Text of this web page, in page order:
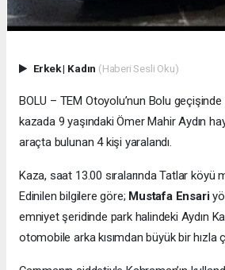
Erkek| Kadın (Haberi Sesli Oku)
BOLU – TEM Otoyolu’nun Bolu
kazada 9 yaşındaki Ömer Mahir Aydın
araçta bulunan 4 kişi yaralandı.
Kaza, saat 13.00 sıralarında Tatlar köyü
Edinilen bilgilere göre; Mustafa Ensari
emniyet şeridinde park halindeki Aydın
otomobile arka kısımdan büyük bir hızla